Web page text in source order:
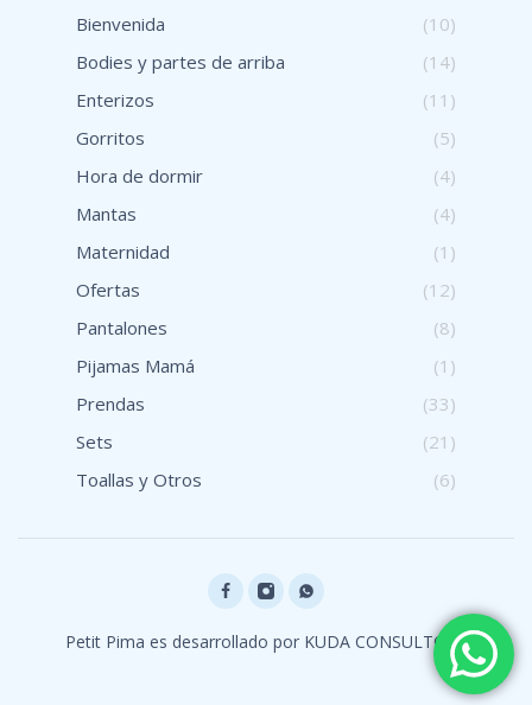
Bienvenida
(10)
Bodies y partes de arriba
(14)
Enterizos
(11)
Gorritos
(5)
Hora de dormir
(4)
Mantas
(4)
Maternidad
(1)
Ofertas
(12)
Pantalones
(8)
Pijamas Mamá
(1)
Prendas
(33)
Sets
(21)
Toallas y Otros
(6)
Petit Pima es desarrollado por KUDA CONSULTORA